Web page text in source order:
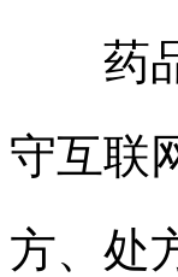
药品
守互联
方、处